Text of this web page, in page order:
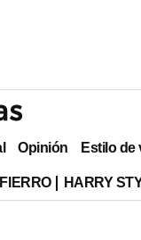
Opinión Estilo de
HARRY